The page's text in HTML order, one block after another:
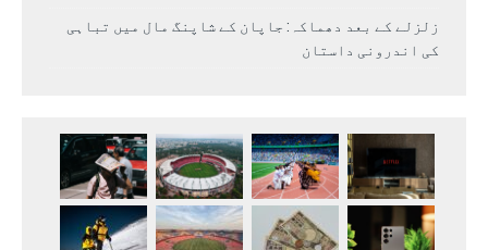
زلزلے کے بعد دھماکہ: جاپان کے شاپنگ مال میں تباہی
کی اندرونی داستان